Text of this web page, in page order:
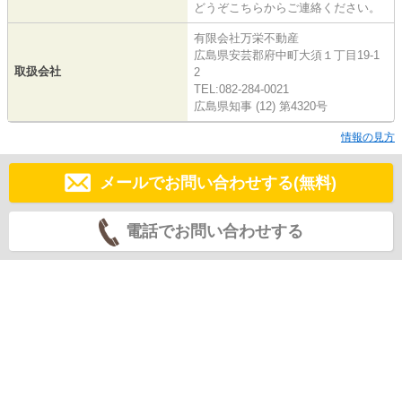
どうぞこちらからご連絡ください。
取扱会社
有限会社万栄不動産
広島県安芸郡府中町大須１丁目19-1
2
TEL:082-284-0021
広島県知事 (12) 第4320号
情報の見方
メールでお問い合わせする(無料)
電話でお問い合わせする